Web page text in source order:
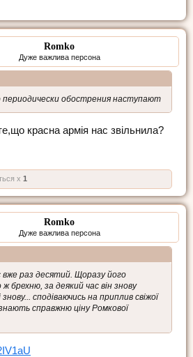
Romko
Дуже важлива персона
периодически обострения наступают
красна армія нас звільнила?
x 1
Romko
Дуже важлива персона
раз десятий. Щоразу його
брехню, за деякий час він знову
сподіваючись на приплив свіжої
справжню ціну Ромкової